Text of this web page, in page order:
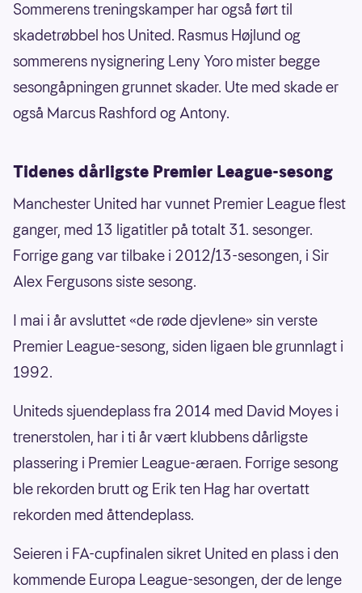
Sommerens treningskamper har også ført til
skadetrøbbel hos United. Rasmus Højlund og
sommerens nysignering Leny Yoro mister begge
sesongåpningen grunnet skader. Ute med skade er
også Marcus Rashford og Antony.
Tidenes dårligste Premier League-sesong
Manchester United har vunnet Premier League flest
ganger, med 13 ligatitler på totalt 31. sesonger.
Forrige gang var tilbake i 2012/13-sesongen, i Sir
Alex Fergusons siste sesong.
I mai i år avsluttet «de røde djevlene» sin verste
Premier League-sesong, siden ligaen ble grunnlagt i
1992.
Uniteds sjuendeplass fra 2014 med David Moyes i
trenerstolen, har i ti år vært klubbens dårligste
plassering i Premier League-æraen. Forrige sesong
ble rekorden brutt og Erik ten Hag har overtatt
rekorden med åttendeplass.
Seieren i FA-cupfinalen sikret United en plass i den
kommende Europa League-sesongen, der de lenge